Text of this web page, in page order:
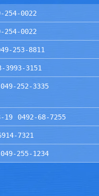
254-0022
254-0022
253-8811
3993-3151
049-252-3335
19 0492-68-7255
7321
049-255-1234